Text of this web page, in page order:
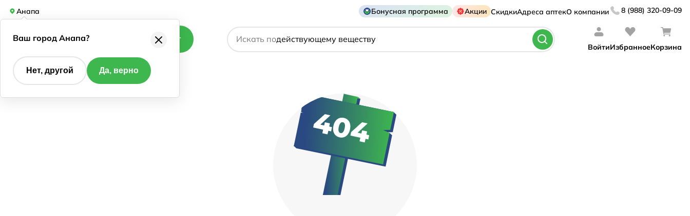
Анапа Бонусная программа Акции СкидкиАдреса аптекО компании 8 (988) 320-09-09
Каталог Искать по
названию препарата
действующему веществу
производителю
ВойтиИзбранноеКорзина
Ваш город Анапа?
Нет, другой Да, верно